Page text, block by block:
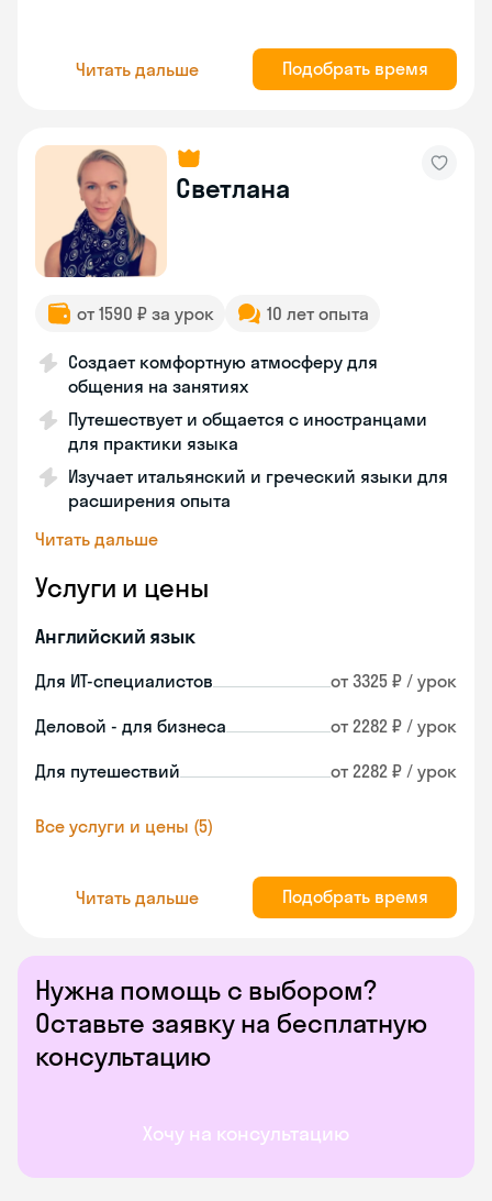
Нужна помощь с выбором?
Оставьте заявку на бесплатную
консультацию
Хочу на консультацию
Читать дальше Подобрать время
Светлана
от 1590 ₽ за урок 10 лет опыта
Создает комфортную атмосферу для
общения на занятиях
Путешествует и общается с иностранцами
для практики языка
Изучает итальянский и греческий языки для
расширения опыта
Читать дальше
Услуги и цены
Английский язык
Для ИТ-специалистов от 3325 ₽ / урок
Деловой - для бизнеса от 2282 ₽ / урок
Для путешествий от 2282 ₽ / урок
Все услуги и цены (5)
Читать дальше Подобрать время